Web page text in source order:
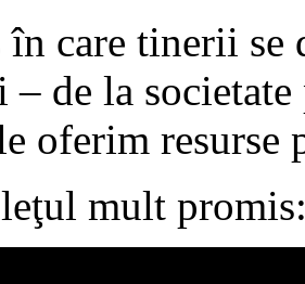
care tinerii se
de la
oferim resurse
mult